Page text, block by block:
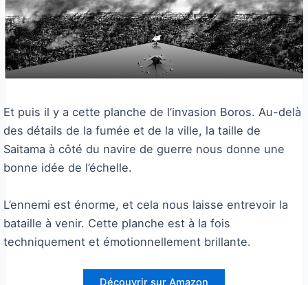
Et puis il y a cette planche de l’invasion Boros. Au-delà
des détails de la fumée et de la ville, la taille de
Saitama à côté du navire de guerre nous donne une
bonne idée de l’échelle.
L’ennemi est énorme, et cela nous laisse entrevoir la
bataille à venir. Cette planche est à la fois
techniquement et émotionnellement brillante.
Découvrir sur Amazon